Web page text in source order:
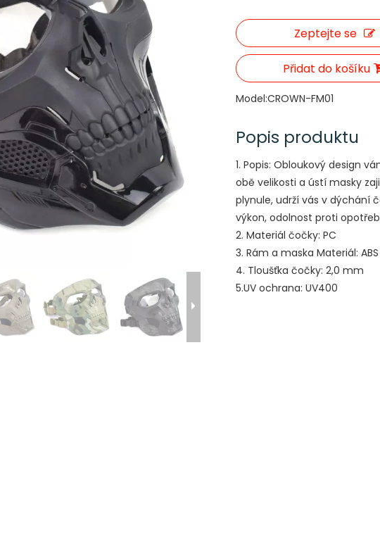
Zeptejte se
Přidat do košíku
Model:CROWN-FM01
Popis produktu
1. Popis: Obloukový design
obě velikosti a ústí masky
plynule, udrží vás v dýchání
výkon, odolnost proti
2. Materiál čočky: PC
3. Rám a maska ​​Materiál:
4. Tloušťka čočky: 2,0 mm
5.UV ochrana: UV400